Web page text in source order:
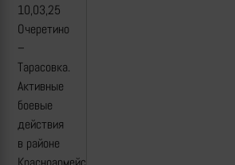
10,03,25
Очеретино
–
Тарасовка.
Активные
боевые
действия
в районе